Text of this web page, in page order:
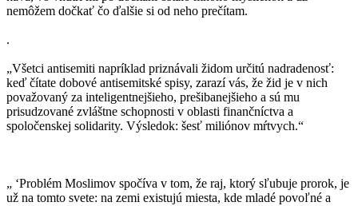
nemôžem dočkať čo ďalšie si od neho prečítam.
.
„Všetci antisemiti napríklad priznávali židom určitú nadradenosť:
keď čítate dobové antisemitské spisy, zarazí vás, že žid je v nich
považovaný za inteligentnejšieho, prešibanejšieho a sú mu
prisudzované zvláštne schopnosti v oblasti finančníctva a
spoločenskej solidarity. Výsledok: šesť miliónov mŕtvych.“
„ ‘Problém Moslimov spočíva v tom, že raj, ktorý sľubuje prorok, je
už na tomto svete: na zemi existujú miesta, kde mladé povoľné a